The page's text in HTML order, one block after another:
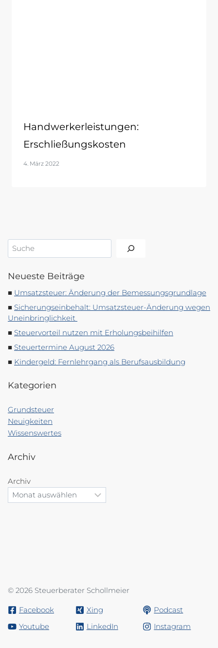
Handwerkerleistungen:
Erschließungskosten
4. März 2022
Suchen
Neueste Beiträge
Umsatzsteuer: Änderung der Bemessungsgrundlage
Sicherungseinbehalt: Umsatzsteuer-Änderung wegen
Uneinbringlichkeit
Steuervorteil nutzen mit Erholungsbeihilfen
Steuertermine August 2026
Kindergeld: Fernlehrgang als Berufsausbildung
Kategorien
Grundsteuer
Neuigkeiten
Wissenswertes
Archiv
Archiv
© 2026 Steuerberater Schollmeier
Facebook Xing
Podcast
Youtube
LinkedIn Instagram